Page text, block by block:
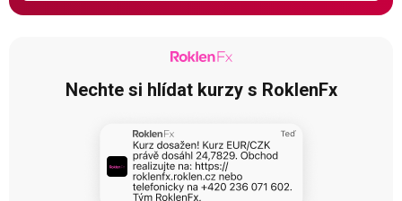
Nechte si hlídat kurzy s RoklenFx